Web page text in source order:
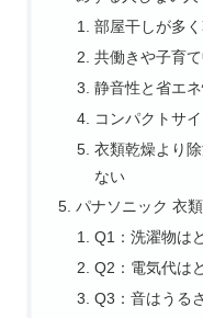
部屋干しが多
共働きや子育
静音性と省エ
コンパクトサ
衣類乾燥より
ない
パナソニック 衣
Q1：洗濯物は
Q2：電気代は
Q3：音はうる